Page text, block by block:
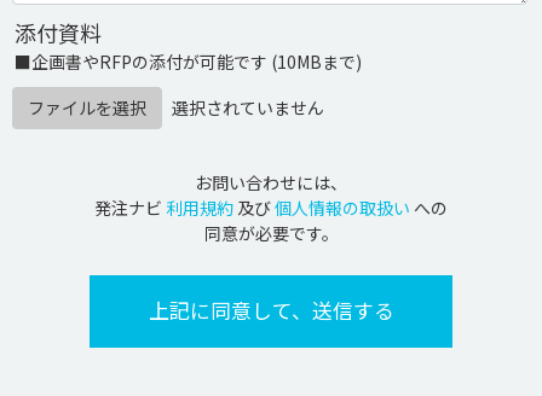
添付資料
■企画書やRFPの添付が可能です (10MBまで)
ファイルを選択
選択されていません
お問い合わせには、
発注ナビ 利用規約 及び個人情報の取扱い への
同意が必要です。